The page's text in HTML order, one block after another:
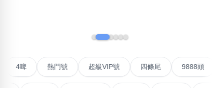
無0 無2無3無4無5 無7無8無9
熱門號 超級VIP號 四條尾 9888